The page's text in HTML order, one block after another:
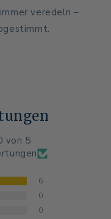
veredeln –
von 5
6
0
0